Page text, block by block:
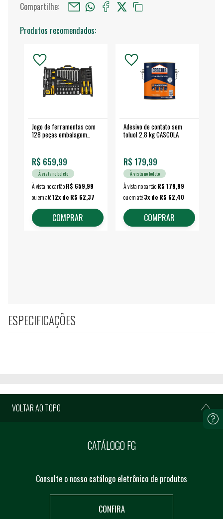
Compartilhe:
Produtos recomendados:
Jogo de ferramentas com
128 peças embalagem
R$ 659,99
À vista no boleto
À vista no cartãoR$ 659,99
ou em até12x de R$ 62,37
COMPRAR
Adesivo de contato sem
toluol 2,8 kg CASCOLA
R$ 179,99
À vista no boleto
À vista no cartãoR$ 179,99
ou em até3x de R$ 62,40
COMPRAR
ESPECIFICAÇÕES
VOLTAR AO TOPO
CATÁLOGO FG
Consulte o nosso catálogo eletrônico de produtos
CONFIRA